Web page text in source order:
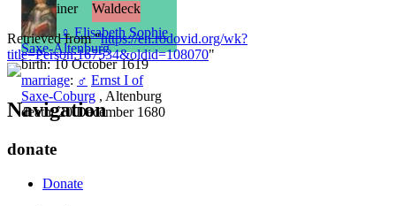
♀ Elisabeth Sophie
Saxe-Altenburg
birth: 10 October 1619
marriage: ♂ Ernst I of
Saxe-Coburg , Altenburg
death: 20 December 1680
Ernestiner
Waldeck
Retrieved from "https://en.rodovid.org/wk?
title=Person:167534&oldid=108070"
Navigation
donate
Donate